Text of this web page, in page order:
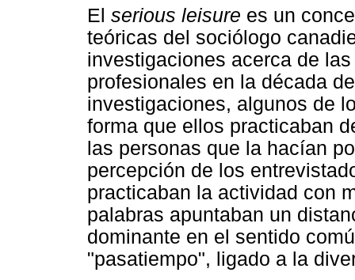
El serious leisure es un
teóricas del sociólogo
investigaciones acerca de
profesionales en la década
investigaciones, algunos de
forma que ellos practicaban
las personas que la hacían
percepción de los
practicaban la actividad con
palabras apuntaban un
dominante en el sentido
"pasatiempo", ligado a la